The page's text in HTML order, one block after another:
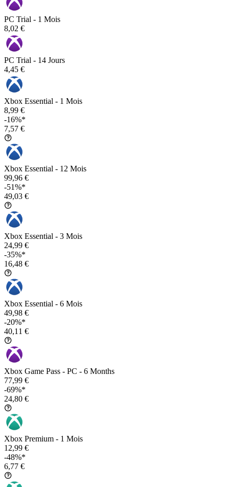
PC Trial - 1 Mois
8,02 €
PC Trial - 14 Jours
4,45 €
Xbox Essential - 1 Mois
8,99 €
-16%*
7,57 €
Xbox Essential - 12 Mois
99,96 €
-51%*
49,03 €
Xbox Essential - 3 Mois
24,99 €
-35%*
16,48 €
Xbox Essential - 6 Mois
49,98 €
-20%*
40,11 €
Xbox Game Pass - PC - 6 Months
77,99 €
-69%*
24,80 €
Xbox Premium - 1 Mois
12,99 €
-48%*
6,77 €